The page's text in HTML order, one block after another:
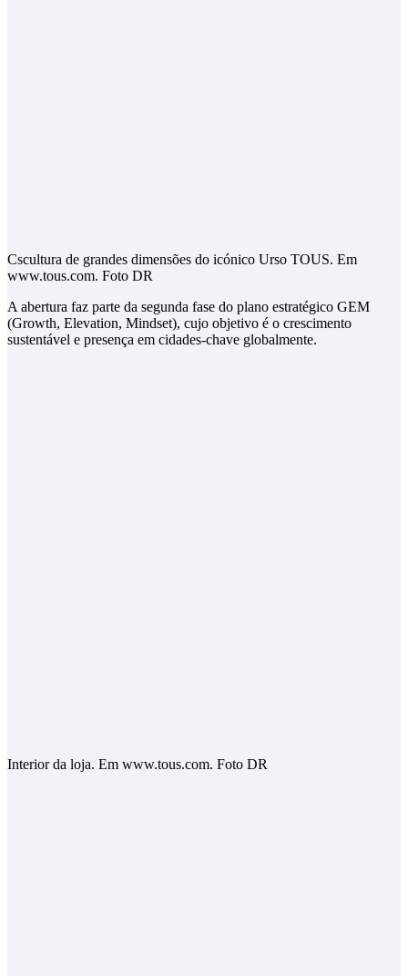
Cscultura de grandes dimensões do icónico Urso TOUS. Em
www.tous.com. Foto DR
A abertura faz parte da segunda fase do plano estratégico GEM
(Growth, Elevation, Mindset), cujo objetivo é o crescimento
sustentável e presença em cidades-chave globalmente.
Interior da loja. Em www.tous.com. Foto DR